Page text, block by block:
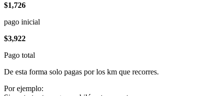
$1,726
pago inicial
$3,922
Pago total
De esta forma solo pagas por los km que recorres.
Por ejemplo: